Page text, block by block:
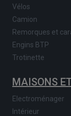
Vélos
Camion
Remorques et
Engins BTP
Trotinette
MAISONS
Electroménager
Intérieur